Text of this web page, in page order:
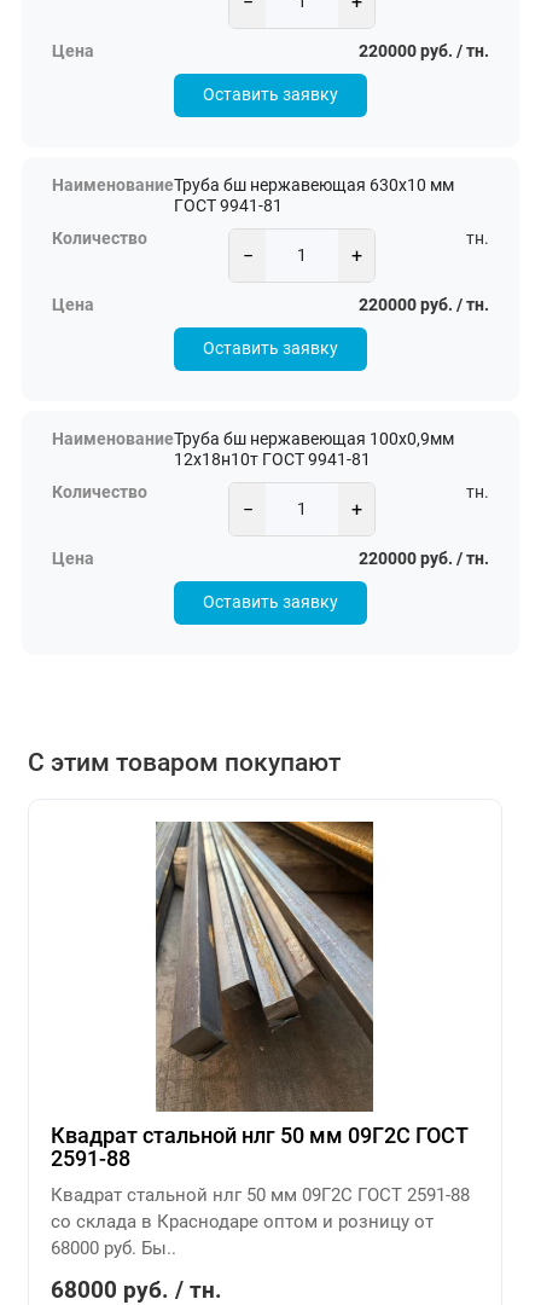
220000 руб. / тн.
Оставить заявку
Труба бш нержавеющая 630х10 мм
ГОСТ 9941-81
− +
тн.
220000 руб. / тн.
Оставить заявку
Труба бш нержавеющая 100х0,9мм
12х18н10т ГОСТ 9941-81
− +
тн.
220000 руб. / тн.
Оставить заявку
С этим товаром покупают
Квадрат стальной нлг 50 мм 09Г2С ГОСТ
2591-88
Квадрат стальной нлг 50 мм 09Г2С ГОСТ 2591-88
со склада в Краснодаре оптом и розницу от
68000 руб. Бы..
68000 руб. / тн.